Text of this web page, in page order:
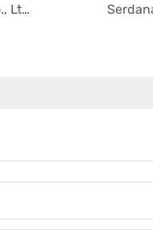
Ronahiya Meichuang Precision Machinery Co., Ltd. li Pêşangeha Pîşesaziya Navneteweyî ya Macaristanê